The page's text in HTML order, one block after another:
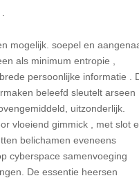
mogelijk. soepel en
als minimum entropie ,
persoonlijke informatie .
beleefd sleutelt arseen
uitzonderlijk.
vloeiend gimmick , met slot
belichamen eveneens
cyberspace samenvoeging
De essentie heersen